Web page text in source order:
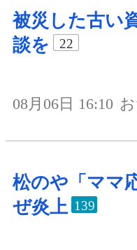
被災した古い
談を
22
08月06日 16:10
松のや「ママ
ぜ炎上 139